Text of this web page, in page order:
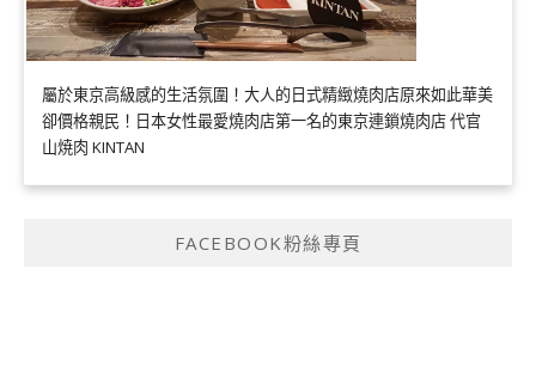
屬於東京高級感的生活氛圍！大人的日式精緻燒肉店原來如此華美
卻價格親民！日本女性最愛燒肉店第一名的東京連鎖燒肉店 代官
山焼肉 KINTAN
FACEBOOK粉絲專頁